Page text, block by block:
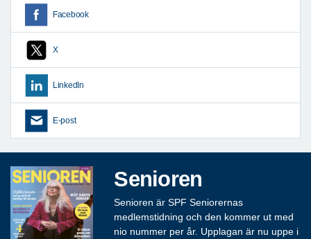
Facebook
X
LinkedIn
E-post
Senioren
Senioren är SPF Seniorernas
medlemstidning och den kommer ut med
nio nummer per år. Upplagan är nu uppe i